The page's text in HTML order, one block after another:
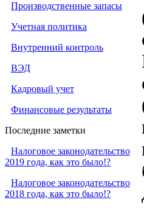
Производственные запасы
Учетная политика
Внутренний контроль
ВЭД
Кадровый учет
Финансовые результаты
Последние заметки
Налоговое законодательство
2019 года, как это было!?
Налоговое законодательство
2018 года, как это было!?